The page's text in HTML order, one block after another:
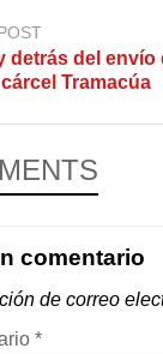
detrás del envío
Tramacúa
comentario
de correo
*